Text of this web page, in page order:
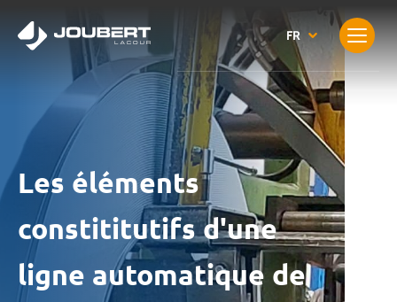
Les éléments
constititutifs d'une
ligne automatique de